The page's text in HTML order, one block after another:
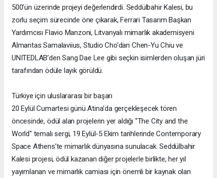
500’ün üzerinde projeyi değerlendirdi. Seddülbahir Kalesi, bu
zorlu seçim sürecinde öne çıkarak, Ferrari Tasarım Başkan
Yardımcısı Flavio Manzoni, Litvanyalı mimarlık akademisyeni
Almantas Samalaviius, Studio Cho’dan Chen-Yu Chiu ve
UNITEDLAB’den Sang Dae Lee gibi seçkin isimlerden oluşan jüri
tarafından ödüle layık görüldü.
Türkiye için uluslararası bir başarı
20 Eylül Cumartesi günü Atina’da gerçekleşecek tören
öncesinde, ödül alan projelerin yer aldığı "The City and the
World" temalı sergi, 19 Eylül-5 Ekim tarihlerinde Contemporary
Space Athens’te mimarlık dünyasına sunulacak. Seddülbahir
Kalesi projesi, ödül kazanan diğer projelerle birlikte, her yıl
yayımlanan ve mimarlık camiası için önemli bir kaynak olan